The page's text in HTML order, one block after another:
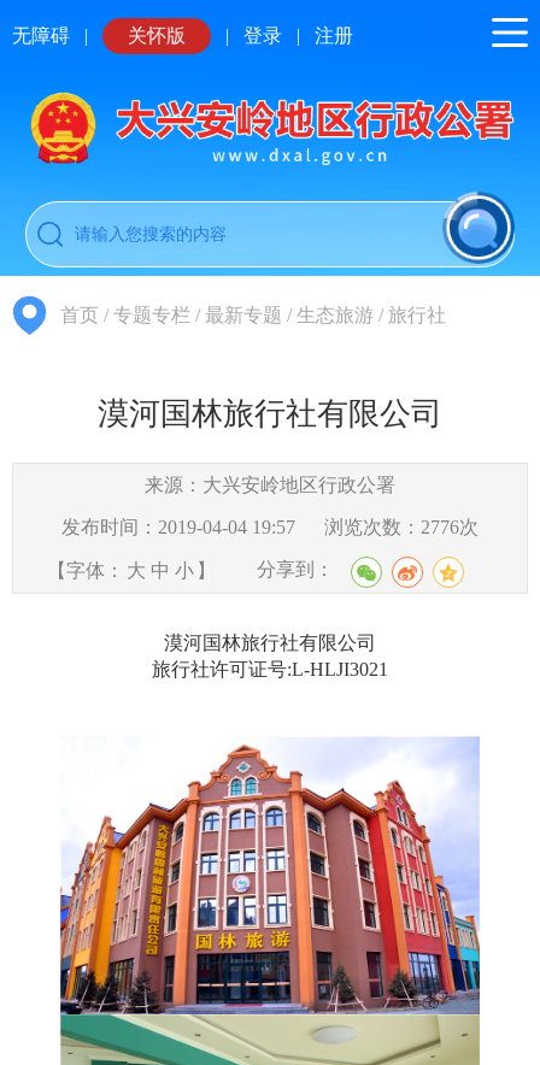
无障碍 | 关怀版 | 登录 | 注册
首页 /专题专栏 /最新专题 /生态旅游 /旅行社
漠河国林旅行社有限公司
来源：大兴安岭地区行政公署
发布时间：2019-04-04 19:57 浏览次数： 2776次
【字体： 大 中 小 】 分享到：
漠河国林旅行社有限公司
旅行社许可证号:L-HLJI3021